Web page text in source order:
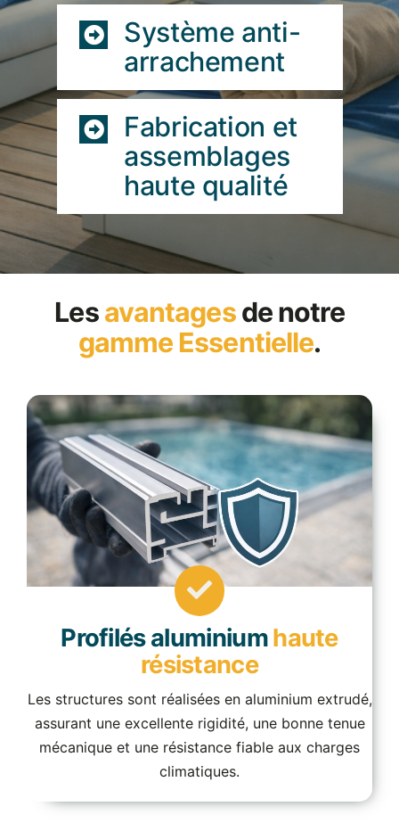
Système anti-
arrachement
Fabrication et
assemblages
haute qualité
Lesavantagesde notre
gamme Essentielle.
Profilés aluminiumhaute
résistance
Les structures sont réalisées en aluminium extrudé,
assurant une excellente rigidité, une bonne tenue
mécanique et une résistance fiable aux charges
climatiques.